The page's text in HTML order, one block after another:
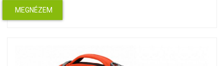
MEGNÉZEM